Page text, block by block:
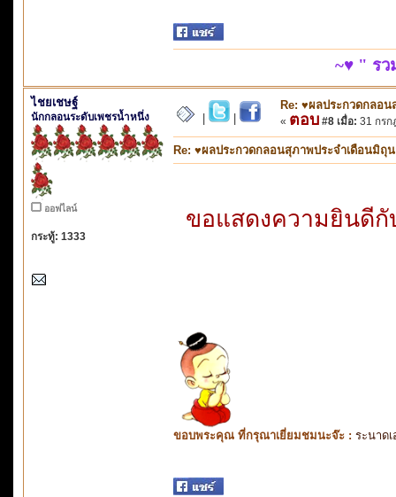
~♥ " รว
ไชยเชษฐ์
นักกลอนระดับเพชรน้ำหนึ่ง
ออฟไลน์
กระทู้: 1333
Re: ♥ผลประกวดกลอ
« ตอบ #8 เมื่อ: 31 กรก
Re: ♥ผลประกวดกลอนสุภาพประจำเดือน
ขอแสดงความยินดีกั
ขอบพระคุณ ที่กรุณาเยี่ยมชมนะจ๊ะ : ระนาดเ